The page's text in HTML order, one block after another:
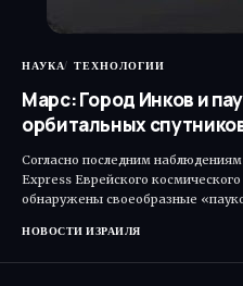
НАУКА ТЕХНОЛОГИИ
Марс: Город Инков и
орбитальных
Согласно последним
Express Еврейского
обнаружены своеобразные
НОВОСТИ ИЗРАИЛЯ